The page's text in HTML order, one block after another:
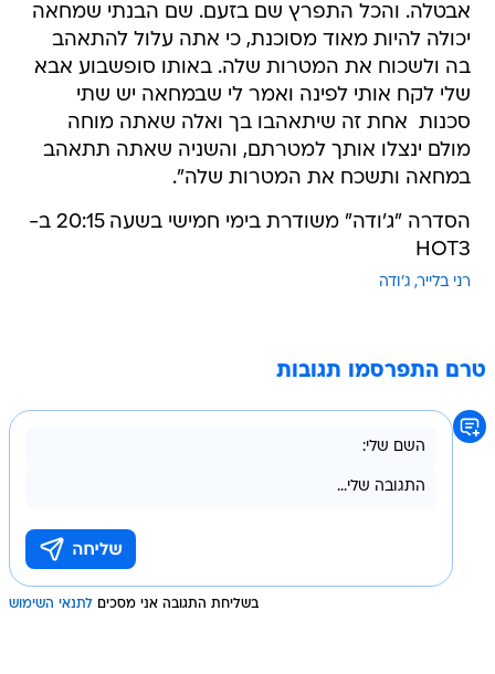
אבטלה. והכל התפרץ שם בזעם. שם הבנתי שמחאה
יכולה להיות מאוד מסוכנת, כי אתה עלול להתאהב
בה ולשכוח את המטרות שלה. באותו סופשבוע אבא
שלי לקח אותי לפינה ואמר לי שבמחאה יש שתי
סכנות  אחת זה שיתאהבו בך ואלה שאתה מוחה
מולם ינצלו אותך למטרתם, והשניה שאתה תתאהב
במחאה ותשכח את המטרות שלה".
הסדרה "ג'ודה" משודרת בימי חמישי בשעה 20:15 ב-
HOT3
רני בלייר ג'ודה
טרם התפרסמו תגובות
בשליחת התגובה אני מסכים לתנאי השימוש